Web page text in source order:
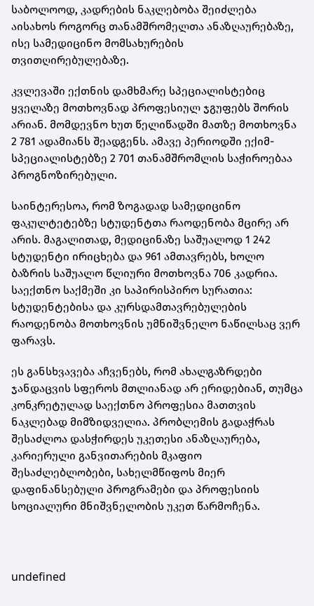
საბოლოოდ, კადრების ნაკლებობა შეიძლება
აისახოს როგორც თანამშრომელთა ანაზღაურებაზე,
ისე სამედიცინო მომსახურების
თვითღირებულებაზე.
კვლევაში ექთნის დამხმარე სპეციალისტებიც
ყველაზე მოთხოვნად პროფესიულ ჯგუფებს შორის
არიან. მომდევნო ხუთ წელიწადში მათზე მოთხოვნა
2 781 ადამიანს შეადგენს. ამავე პერიოდში ექიმ-
სპეციალისტებზე 2 701 თანამშრომლის საჭიროებაა
პროგნოზირებული.
საინტერესოა, რომ ზოგადად სამედიცინო
ფაკულტეტებზე სტუდენტთა რაოდენობა მცირე არ
არის. მაგალითად, მედიცინაზე საშუალოდ 1 242
სტუდენტი ირიცხება და 961 ამთავრებს, ხოლო
ბაზრის საშუალო წლიური მოთხოვნა 706 კადრია.
საექთნო საქმეში კი საპირისპირო სურათია:
სტუდენტებისა და კურსდამთავრებულების
რაოდენობა მოთხოვნის უმნიშვნელო ნაწილსაც ვერ
ფარავს.
ეს განსხვავება აჩვენებს, რომ ახალგაზრდები
ჯანდაცვის სფეროს მთლიანად არ ერიდებიან, თუმცა
კონკრეტულად საექთნო პროფესია მათთვის
ნაკლებად მიმზიდველია. პრობლემის გადაჭრას
შესაძლოა დასჭირდეს უკეთესი ანაზღაურება,
კარიერული განვითარების მკაფიო
შესაძლებლობები, სახელმწიფოს მიერ
დაფინანსებული პროგრამები და პროფესიის
სოციალური მნიშვნელობის უკეთ წარმოჩენა.
undefined